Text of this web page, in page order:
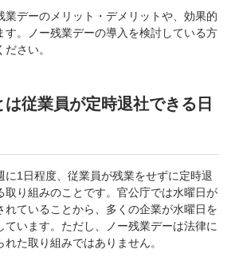
業デーのメリット・デメリットや、効果的
す。ノー残業デーの導入を検討している方
さい。
は従業員が定時退社できる日
に1日程度、従業員が残業をせずに定時退
取り組みのことです。官公庁では水曜日が
れていることから、多くの企業が水曜日を
ています。ただし、ノー残業デーは法律に
た取り組みではありません。